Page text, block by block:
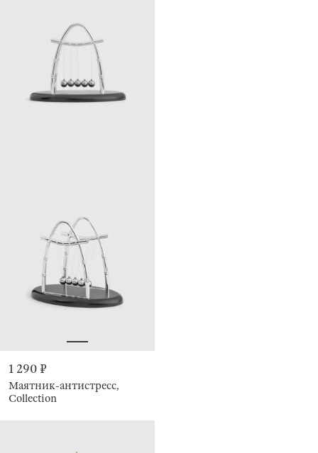
1 290 ₽
Маятник-антистресс,
Collection